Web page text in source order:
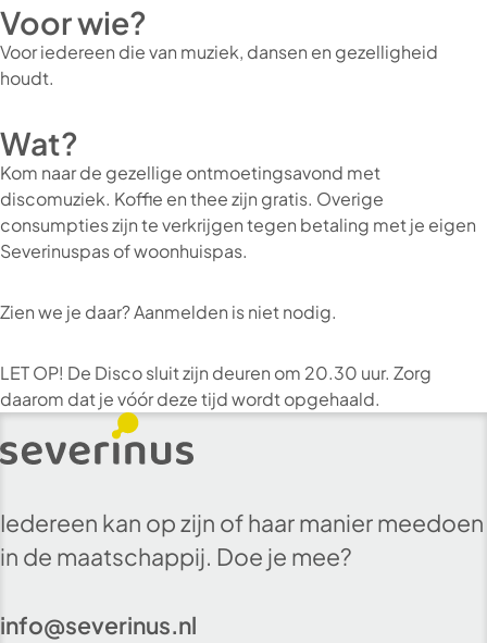
Voor wie?
Voor iedereen die van muziek, dansen en gezelligheid
houdt.
Wat?
Kom naar de gezellige ontmoetingsavond met
discomuziek. Koffie en thee zijn gratis. Overige
consumpties zijn te verkrijgen tegen betaling met je eigen
Severinuspas of woonhuispas.
Zien we je daar? Aanmelden is niet nodig.
LET OP! De Disco sluit zijn deuren om 20.30 uur. Zorg
daarom dat je vóór deze tijd wordt opgehaald.
Iedereen kan op zijn of haar manier meedoen
in de maatschappij. Doe je mee?
info@severinus.nl